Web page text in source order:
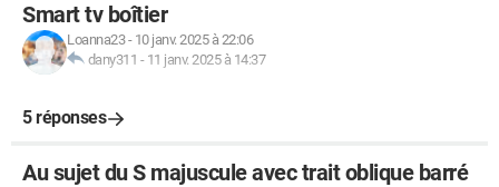
Smart tv boîtier
Loanna23- 10 janv. 2025 à 22:06
dany311 - 11 janv. 2025 à 14:37
5 réponses
Au sujet du S majuscule avec trait oblique barré